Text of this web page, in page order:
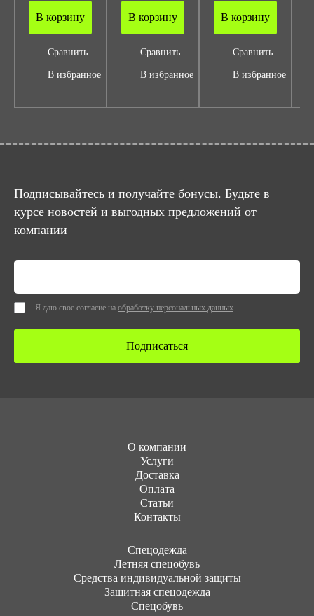
В корзину
Сравнить
В избранное
В корзину
Сравнить
В избранное
В корзину
Сравнить
В избранное
Подписывайтесь и получайте бонусы. Будьте в
курсе новостей и выгодных предложений от
компании
Я даю свое согласие на обработку персональных данных
Подписаться
О компании
Услуги
Доставка
Оплата
Статьи
Контакты
Cпецодежда
Летняя спецобувь
Средства индивидуальной защиты
Защитная спецодежда
Спецобувь